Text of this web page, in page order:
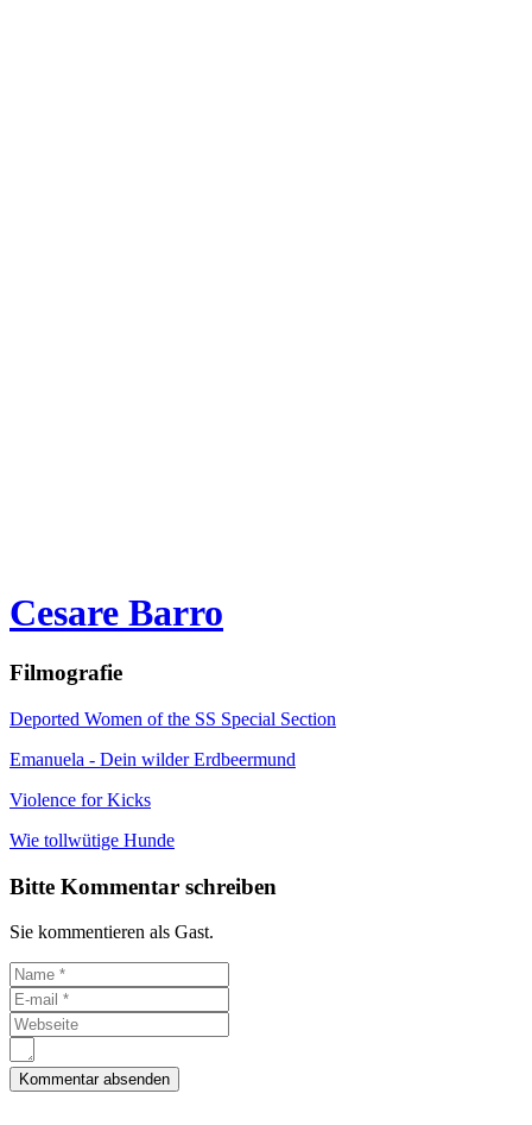
Cesare Barro
Filmografie
Deported Women of the SS Special Section
Emanuela - Dein wilder Erdbeermund
Violence for Kicks
Wie tollwütige Hunde
Bitte Kommentar schreiben
Sie kommentieren als Gast.